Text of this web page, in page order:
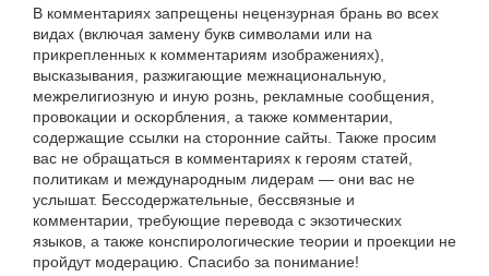
В комментариях запрещены нецензурная брань во всех
видах (включая замену букв символами или на
прикрепленных к комментариям изображениях),
высказывания, разжигающие межнациональную,
межрелигиозную и иную рознь, рекламные сообщения,
провокации и оскорбления, а также комментарии,
содержащие ссылки на сторонние сайты. Также просим
вас не обращаться в комментариях к героям статей,
политикам и международным лидерам — они вас не
услышат. Бессодержательные, бессвязные и
комментарии, требующие перевода с экзотических
языков, а также конспирологические теории и проекции не
пройдут модерацию. Спасибо за понимание!